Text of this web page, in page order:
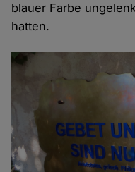
blauer Farbe
hatten.